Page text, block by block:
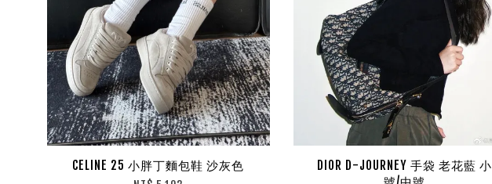
CELINE 25 小胖丁麵包鞋 沙灰色
DIOR D-JOURNEY 手袋 老花藍 小